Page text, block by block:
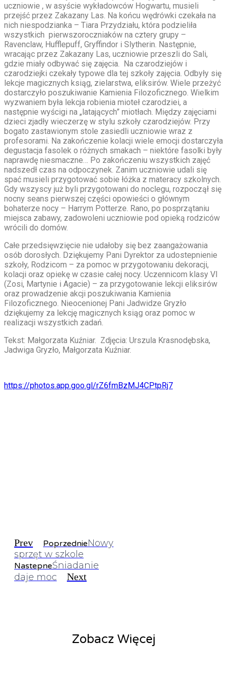
uczniowie , w asyście wykładowców Hogwartu, musieli
przejść przez Zakazany Las. Na końcu wędrówki czekała na
nich niespodzianka – Tiara Przydziału, która podzieliła
wszystkich pierwszoroczniaków na cztery grupy –
Ravenclaw, Hufflepuff, Gryffindor i Slytherin. Następnie,
wracając przez Zakazany Las, uczniowie przeszli do Sali,
gdzie miały odbywać się zajęcia. Na czarodziejów i
czarodziejki czekały typowe dla tej szkoły zajęcia. Odbyły się
lekcje magicznych ksiąg, zielarstwa, eliksirów. Wiele przeżyć
dostarczyło poszukiwanie Kamienia Filozoficznego. Wielkim
wyzwaniem była lekcja robienia mioteł czarodziei, a
następnie wyścigi na „latających” miotłach. Między zajęciami
dzieci zjadły wieczerzę w stylu szkoły czarodziejów. Przy
bogato zastawionym stole zasiedli uczniowie wraz z
profesorami. Na zakończenie kolacji wiele emocji dostarczyła
degustacja fasolek o różnych smakach – niektóre fasolki były
naprawdę niesmaczne… Po zakończeniu wszystkich zajęć
nadszedł czas na odpoczynek. Zanim uczniowie udali się
spać musieli przygotować sobie łóżka z materacy szkolnych.
Gdy wszyscy już byli przygotowani do noclegu, rozpoczął się
nocny seans pierwszej części opowieści o głównym
bohaterze nocy – Harrym Potterze. Rano, po posprzątaniu
miejsca zabawy, zadowoleni uczniowie pod opieką rodziców
wrócili do domów.
Całe przedsięwzięcie nie udałoby się bez zaangażowania
osób dorosłych. Dziękujemy Pani Dyrektor za udostepnienie
szkoły, Rodzicom – za pomoc w przygotowaniu dekoracji,
kolacji oraz opiekę w czasie całej nocy. Uczennicom klasy VI
(Zosi, Martynie i Agacie) – za przygotowanie lekcji eliksirów
oraz prowadzenie akcji poszukiwania Kamienia
Filozoficznego. Nieocenionej Pani Jadwidze Gryzło
dziękujemy za lekcję magicznych ksiąg oraz pomoc w
realizacji wszystkich zadań.
Tekst: Małgorzata Kuźniar. Zdjęcia: Urszula Krasnodębska,
Jadwiga Gryzło, Małgorzata Kuźniar.
https://photos.app.goo.gl/rZ6fmBzMJ4CPtpRj7
Prev PoprzednieNowy
sprzęt w szkole
NastepneŚniadanie
daje moc
Next
Zobacz Więcej